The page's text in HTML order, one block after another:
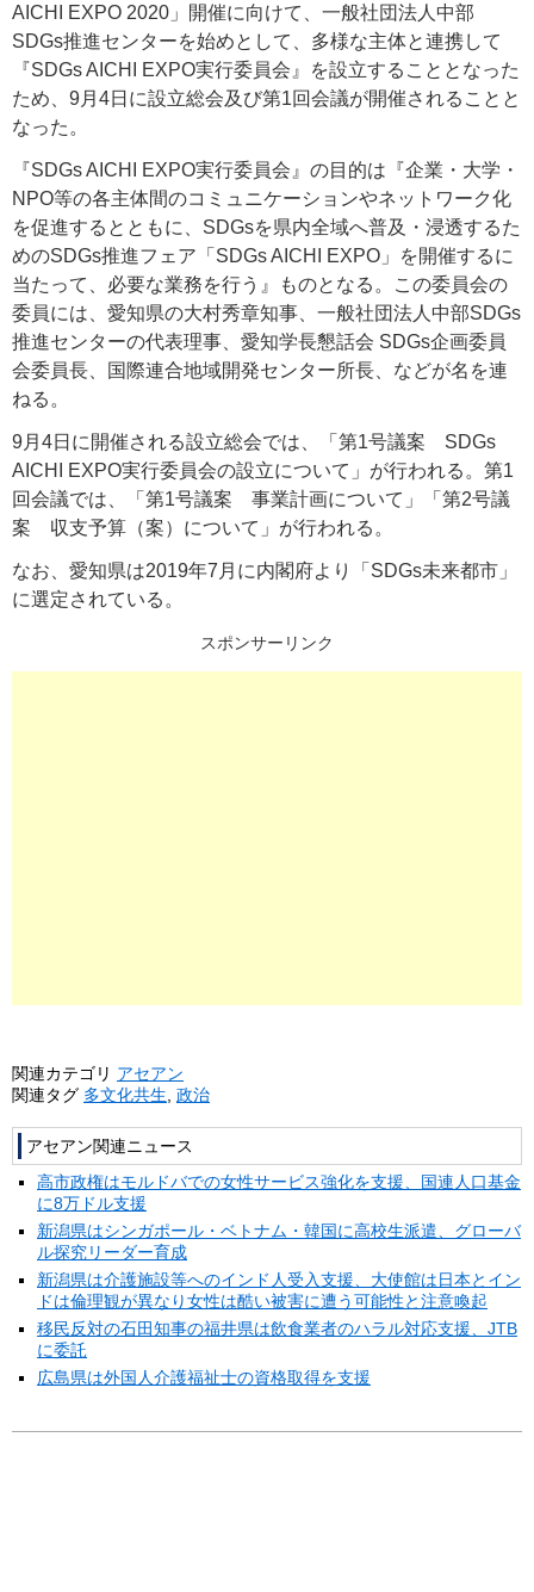
AICHI EXPO 2020」開催に向けて、一般社団法人中部
SDGs推進センターを始めとして、多様な主体と連携して
『SDGs AICHI EXPO実行委員会』を設立することとなった
ため、9月4日に設立総会及び第1回会議が開催されることと
なった。
『SDGs AICHI EXPO実行委員会』の目的は『企業・大学・
NPO等の各主体間のコミュニケーションやネットワーク化
を促進するとともに、SDGsを県内全域へ普及・浸透するた
めのSDGs推進フェア「SDGs AICHI EXPO」を開催するに
当たって、必要な業務を行う』ものとなる。この委員会の
委員には、愛知県の大村秀章知事、一般社団法人中部SDGs
推進センターの代表理事、愛知学長懇話会 SDGs企画委員
会委員長、国際連合地域開発センター所長、などが名を連
ねる。
9月4日に開催される設立総会では、「第1号議案 SDGs
AICHI EXPO実行委員会の設立について」が行われる。第1
回会議では、「第1号議案 事業計画について」「第2号議
案 収支予算（案）について」が行われる。
なお、愛知県は2019年7月に内閣府より「SDGs未来都市」
に選定されている。
スポンサーリンク
関連カテゴリ アセアン
関連タグ 多文化共生 政治
アセアン関連ニュース
高市政権はモルドバでの女性サービス強化を支援、国連人口基金
に8万ドル支援
新潟県はシンガポール・ベトナム・韓国に高校生派遣、グローバ
ル探究リーダー育成
新潟県は介護施設等へのインド人受入支援、大使館は日本とイン
ドは倫理観が異なり女性は酷い被害に遭う可能性と注意喚起
移民反対の石田知事の福井県は飲食業者のハラル対応支援、JTB
に委託
広島県は外国人介護福祉士の資格取得を支援